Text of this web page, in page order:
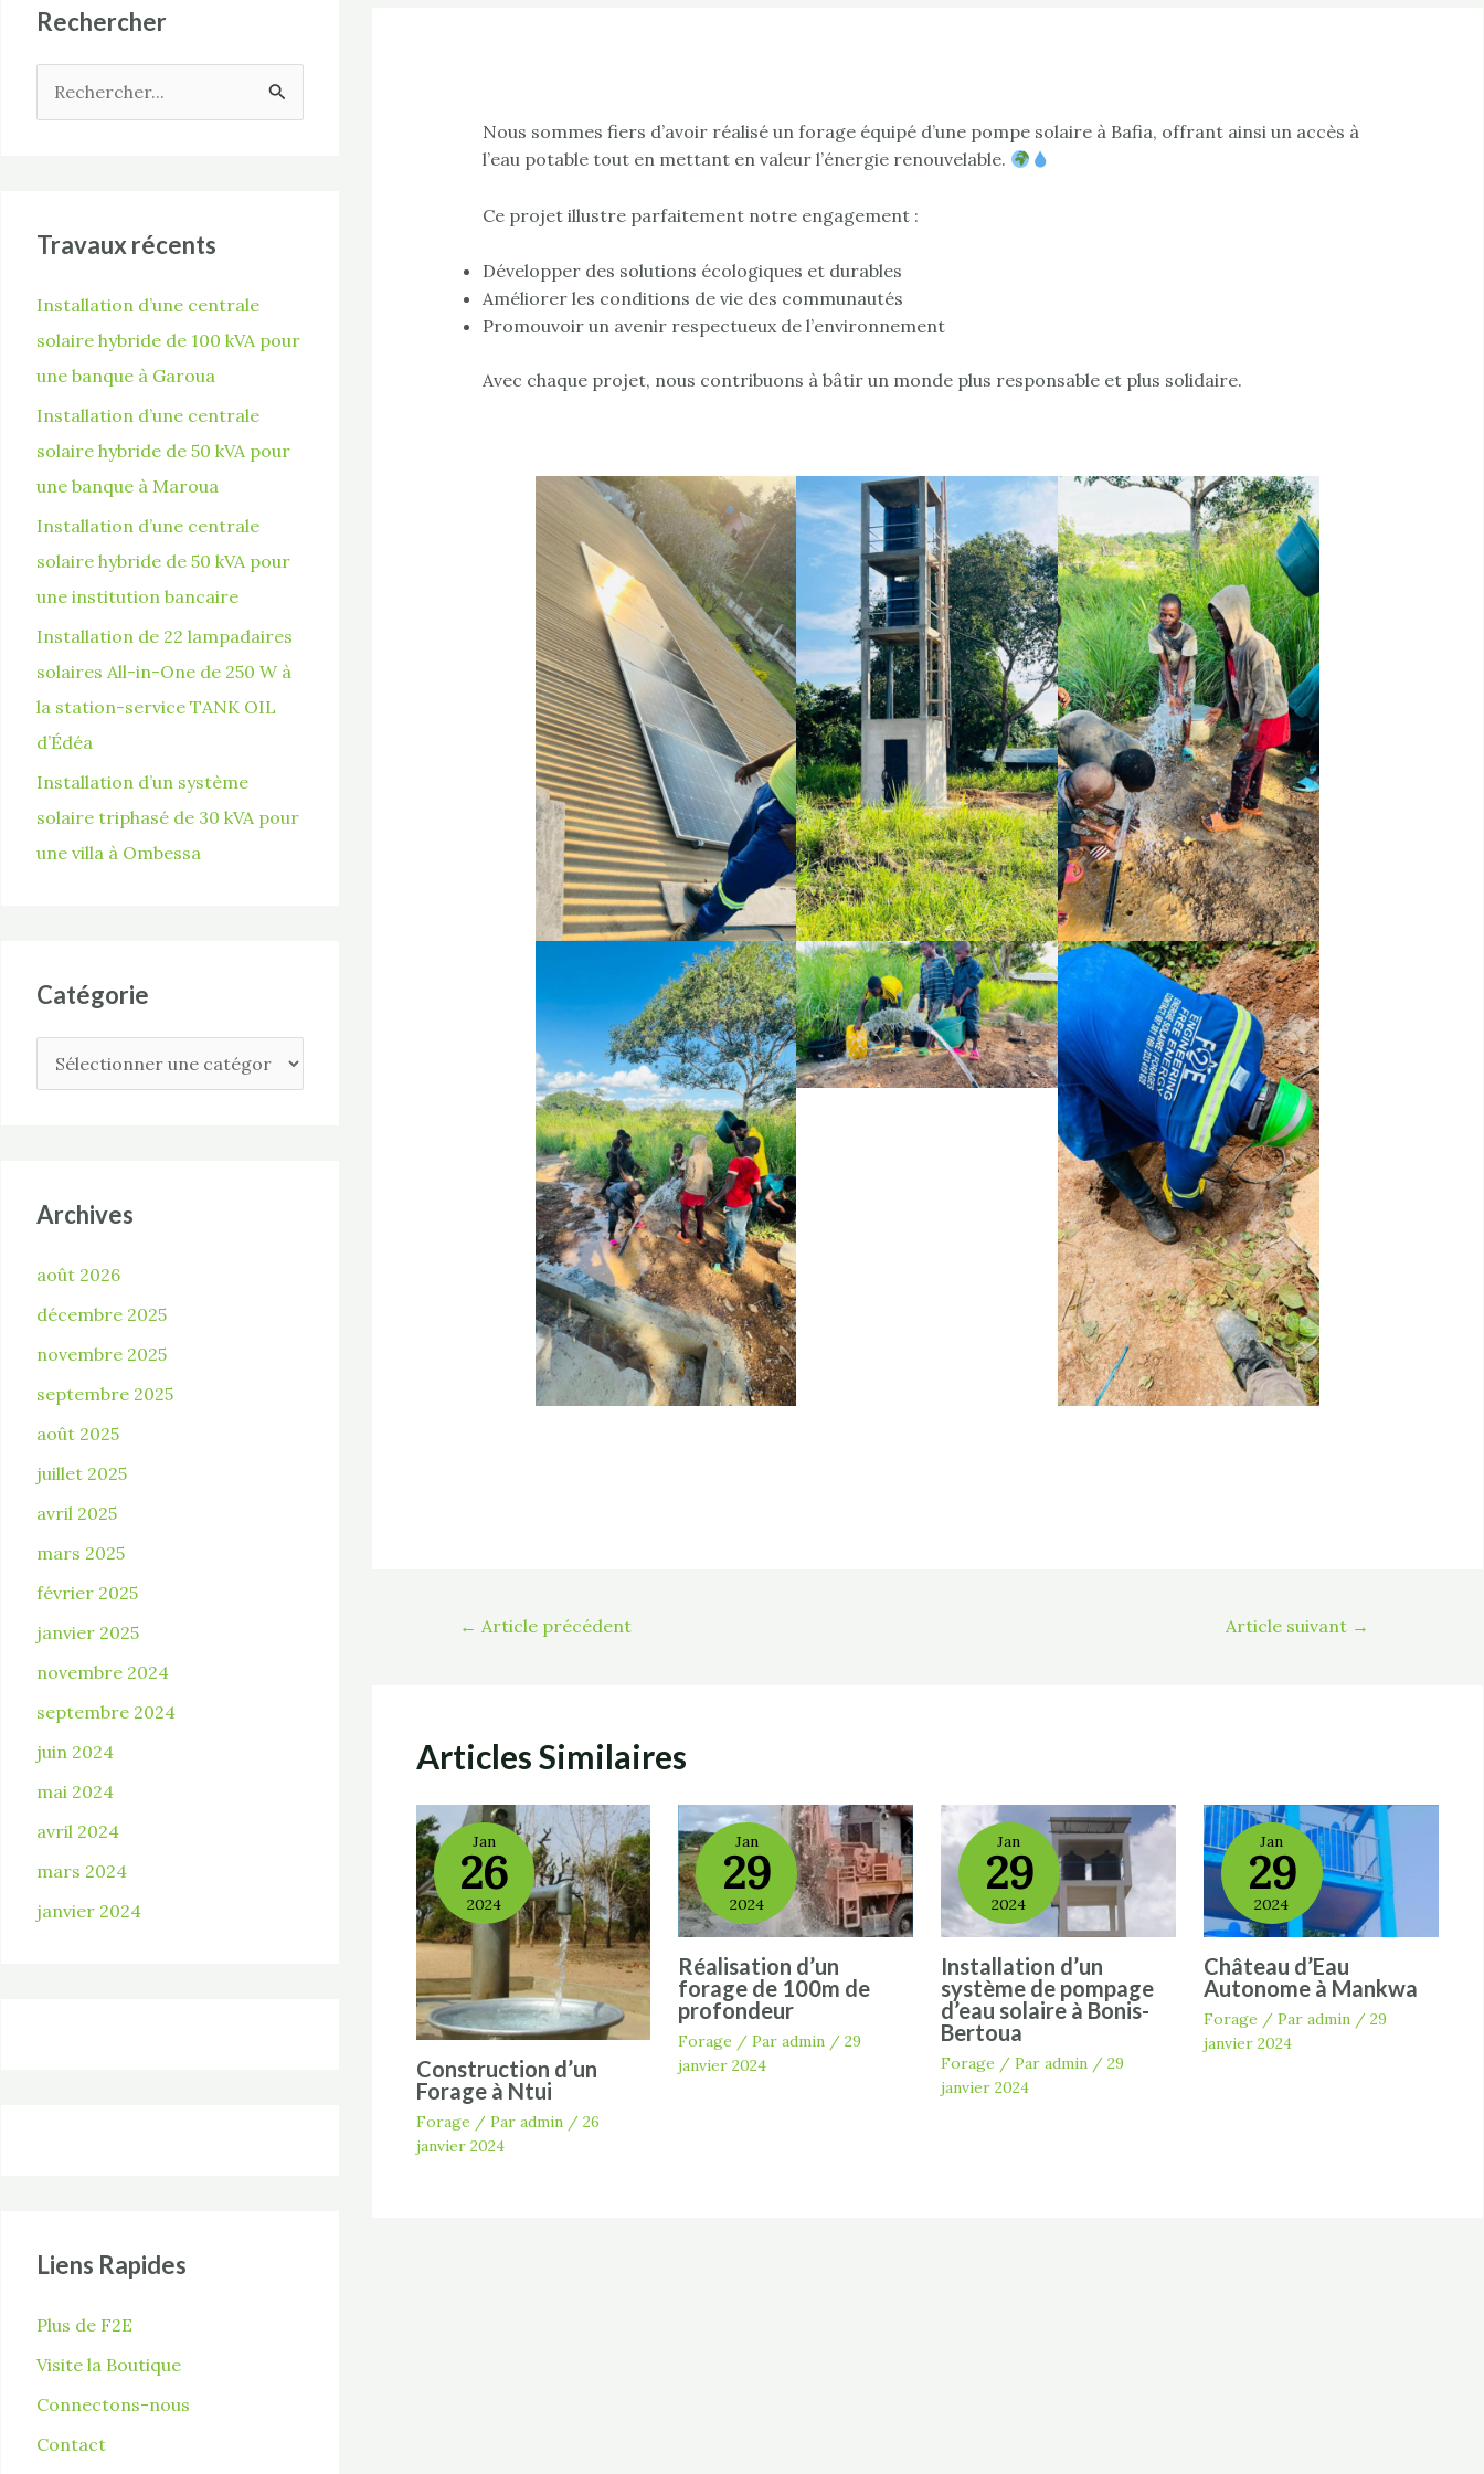
Rechercher
e
c
h
e
r
:
Travaux récents
Installation d’une centrale
solaire hybride de 100 kVA pour
une banque à Garoua
Installation d’une centrale
solaire hybride de 50 kVA pour
une banque à Maroua
Installation d’une centrale
solaire hybride de 50 kVA pour
une institution bancaire
Installation de 22 lampadaires
solaires All-in-One de 250 W à
la station-service TANK OIL
d’Édéa
Installation d’un système
solaire triphasé de 30 kVA pour
une villa à Ombessa
Catégorie
Archives
août 2026
décembre 2025
novembre 2025
septembre 2025
août 2025
juillet 2025
avril 2025
mars 2025
février 2025
janvier 2025
novembre 2024
septembre 2024
juin 2024
mai 2024
avril 2024
mars 2024
janvier 2024
Liens Rapides
Plus de F2E
Visite la Boutique
Connectons-nous
Contact
Nous sommes fiers d’avoir réalisé un forage équipé d’une pompe solaire à Bafia, offrant ainsi un accès à
l’eau potable tout en mettant en valeur l’énergie renouvelable.
Ce projet illustre parfaitement notre engagement :
Développer des solutions écologiques et durables
Améliorer les conditions de vie des communautés
Promouvoir un avenir respectueux de l’environnement
Avec chaque projet, nous contribuons à bâtir un monde plus responsable et plus solidaire.
← Article précédent Article suivant →
Articles Similaires
Jan
26
2024
Construction d’un
Forage à Ntui
Forage / Par admin / 26
janvier 2024
Jan
29
2024
Réalisation d’un
forage de 100m de
profondeur
Forage / Paradmin /29
janvier 2024
Jan
29
2024
Installation d’un
système de pompage
d’eau solaire à Bonis-
Bertoua
Forage / Paradmin /29
janvier 2024
Jan
29
2024
Château d’Eau
Autonome à Mankwa
Forage / Paradmin /29
janvier 2024